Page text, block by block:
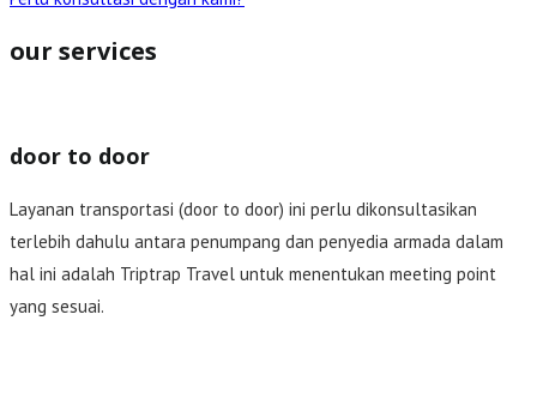
our services
door to door
Layanan transportasi (door to door) ini perlu dikonsultasikan
terlebih dahulu antara penumpang dan penyedia armada dalam
hal ini adalah Triptrap Travel untuk menentukan meeting point
yang sesuai.